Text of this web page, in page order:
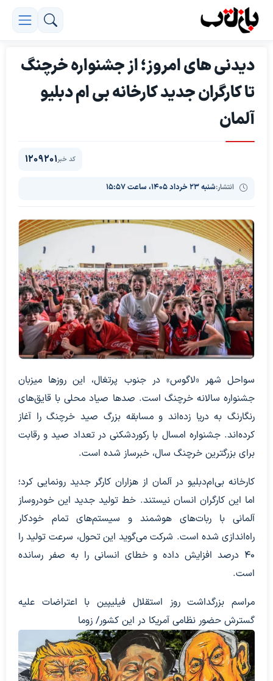
دیدنی های امروز؛ از جشنواره خرچنگ
تا کارگران جدید کارخانه بی ام دبلیو
آلمان
انتشار:شنبه ۲۳ خرداد ۱۴۰۵، ساعت ۱۵:۵۷
کد خبر1209201
سواحل شهر «لاگوس» در جنوب پرتغال، این روزها میزبان
جشنواره سالانه خرچنگ است. صدها صیاد محلی با قایق‌های
رنگارنگ به دریا زده‌اند و مسابقه بزرگ صید خرچنگ را آغاز
کرده‌اند. جشنواره امسال با رکوردشکنی در تعداد صید و رقابت
برای بزرگترین خرچنگ سال، خبرساز شده است.
کارخانه بی‌ام‌دبلیو در آلمان از هزاران کارگر جدید رونمایی کرد؛
اما این کارگران انسان نیستند. خط تولید جدید این خودروساز
آلمانی با ربات‌های هوشمند و سیستم‌های تمام خودکار
راه‌اندازی شده است. شرکت می‌گوید این تحول، سرعت تولید را
۴۰ درصد افزایش داده و خطای انسانی را به صفر رسانده
است.
مراسم بزرگداشت روز استقلال فیلیپین با اعتراضات علیه
گسترش حضور نظامی آمریکا در این کشور/ زوما